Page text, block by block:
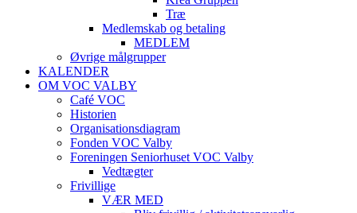
Træ
Medlemskab og betaling
MEDLEM
Øvrige målgrupper
KALENDER
OM VOC VALBY
Café VOC
Historien
Organisationsdiagram
Fonden VOC Valby
Foreningen Seniorhuset VOC Valby
Vedtægter
Frivillige
VÆR MED